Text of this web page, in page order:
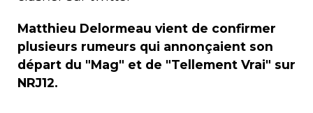
Matthieu Delormeau vient de confirmer
plusieurs rumeurs qui annonçaient son
départ du "Mag" et de "Tellement Vrai" sur
NRJ12.